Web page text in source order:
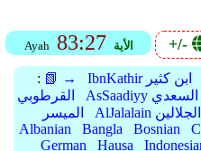
Ayah 83:27 الأية +/-
: 📗 → IbnKathir ابن كثير
القرطوبي
AsSaadiyy السعدي
الميسر
AlJalalain الجلالين
Albanian
Bangla Bosnian
German
Hausa